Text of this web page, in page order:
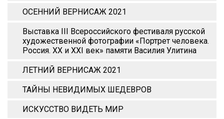
ОСЕННИЙ ВЕРНИСАЖ 2021
Выставка III Всероссийского фестиваля русской
художественной фотографии «Портрет человека.
Россия. XX и XХI век» памяти Василия Улитина
ЛЕТНИЙ ВЕРНИСАЖ 2021
ТАЙНЫ НЕВИДИМЫХ ШЕДЕВРОВ
ИСКУССТВО ВИДЕТЬ МИР